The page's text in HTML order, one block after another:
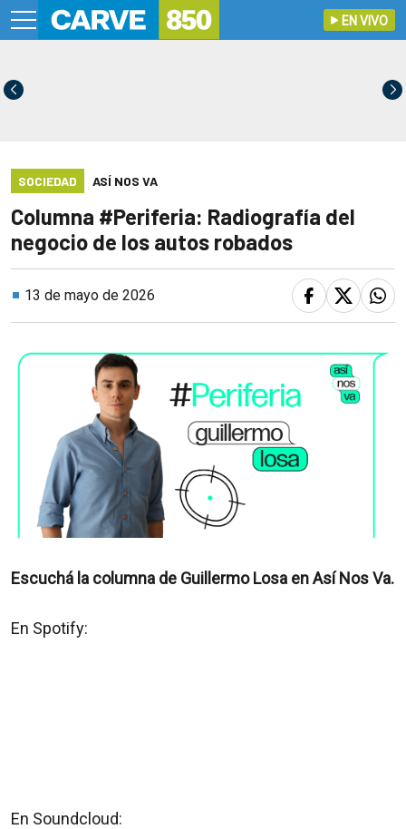
EN VIVO
SOCIEDAD ASÍ NOS VA
Columna #Periferia: Radiografía del
negocio de los autos robados
13 de mayo de 2026
Escuchá la columna de Guillermo Losa en Así Nos Va.
En Spotify:
En Soundcloud: